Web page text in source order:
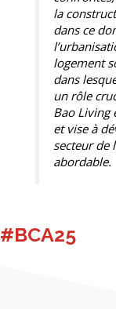
la
dans ce
logement
dans
un rôle
Bao Living
et vise à
secteur de
abordable.
#BCA25